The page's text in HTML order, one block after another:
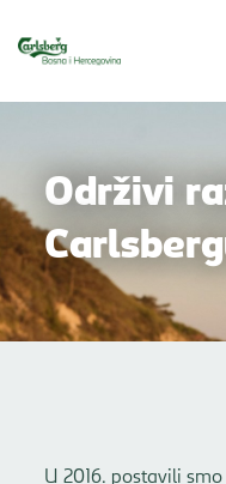
Održivi
U 2016. postavili